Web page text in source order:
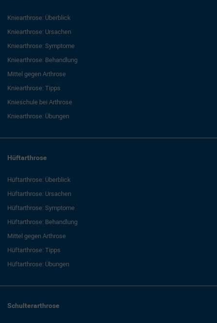
Kniearthrose: Überblick
Kniearthrose: Ursachen
Kniearthrose: Symptome
Kniearthrose: Behandlung
Mittel gegen Arthrose
Kniearthrose: Tipps
Knieschule bei Arthrose
Kniearthrose: Übungen
Hüftarthrose
Hüftarthrose: Überblick
Hüftarthrose: Ursachen
Hüftarthrose: Symptome
Hüftarthrose: Behandlung
Mittel gegen Arthrose
Hüftarthrose: Tipps
Hüftarthrose: Übungen
Schulterarthrose